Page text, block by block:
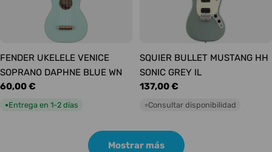
FENDER UKELELE VENICE
SOPRANO DAPHNE BLUE WN
Precio
habitual
60,00 €
●Entrega en 1-2 días
SQUIER BULLET MUSTANG HH
SONIC GREY IL
Precio
habitual
137,00 €
○Consultar disponibilidad
Mostrar más